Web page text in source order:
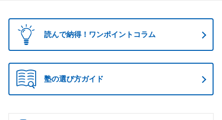
読んで納得！ワンポイントコラム
塾の選び方ガイド